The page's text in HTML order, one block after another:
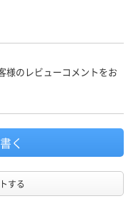
様のレビューコメントをお
く
する